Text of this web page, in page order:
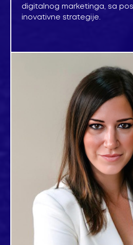
digitalnog marketinga, sa
inovativne strategije.